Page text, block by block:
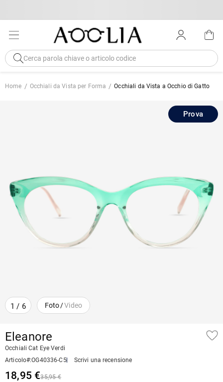
Home Occhiali da Vista per Forma Occhiali da Vista a Occhio di Gatto
1 / 6 Foto/Video
Prova
Eleanore
Occhiali Cat Eye Verdi
Articolo#:OG40336-C5 Scrivi una recensione
18,95 €35,95 €